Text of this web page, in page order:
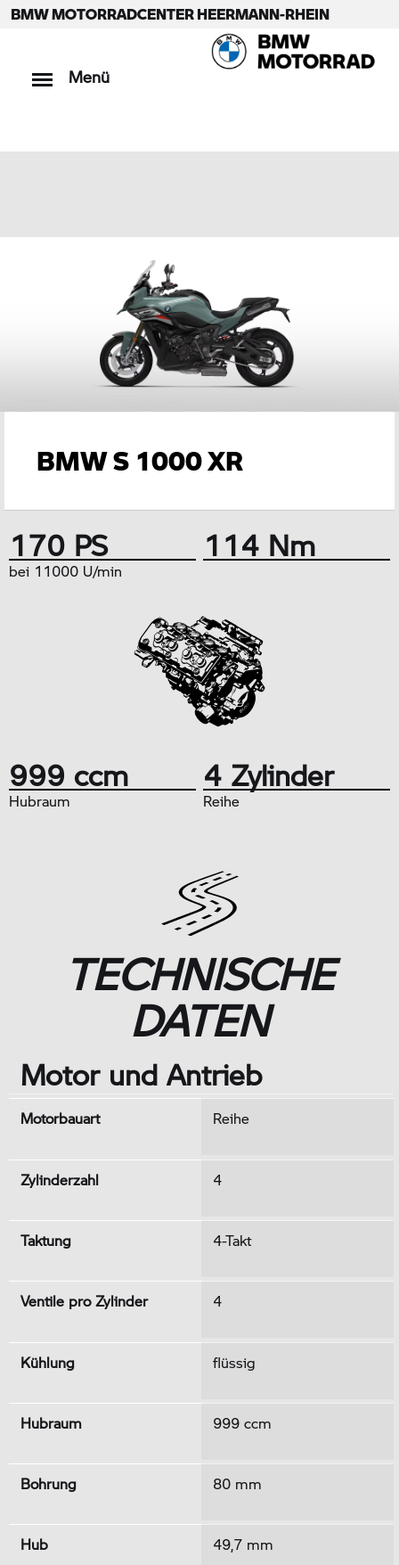
BMW MOTORRADCENTER HEERMANN-RHEIN
Menü
BMW S 1000 XR
170 PS
bei 11000 U/min
114 Nm
999 ccm
Hubraum
4 Zylinder
Reihe
TECHNISCHE
DATEN
Motor und Antrieb
Motorbauart Reihe
Zylinderzahl 4
Taktung 4-Takt
Ventile pro Zylinder 4
Kühlung flüssig
Hubraum 999 ccm
Bohrung 80 mm
Hub 49,7 mm